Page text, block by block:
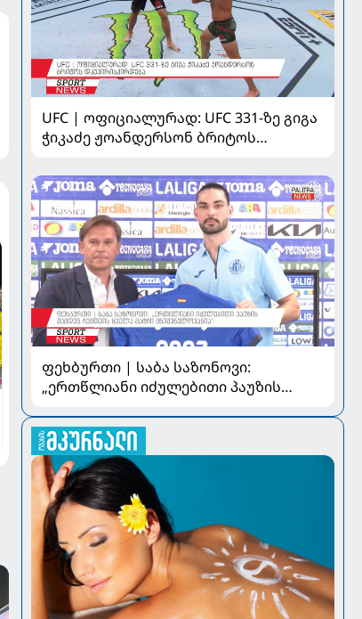
UFC | ოფიციალურად: UFC 331-ზე გიგა
ჭიკაძე ჟოანდერსონ ბრიტოს
ფეხბურთი | საბა საზონოვი:
„ერთწლიანი იძულებითი პაუზის
მნიშვნელოვანია“